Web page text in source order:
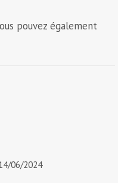
pouvez également
06/2024